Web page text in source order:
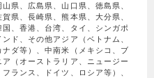
県、広島県、山口県、徳島県、
県、長崎県、熊本県、大分県、
、香港、台湾、タイ、シンガポ
ド、その他アジア（ベトナム、
ダ等）、中南米（メキシコ、ブ
（オーストラリア、ニュージー
ランス、ドイツ、ロシア等）、